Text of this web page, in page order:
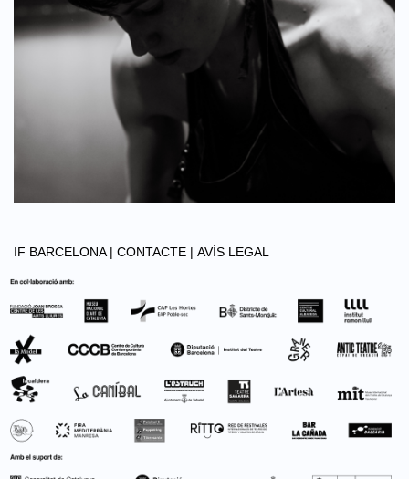
IF BARCELONA | CONTACTE | AVÍS LEGAL